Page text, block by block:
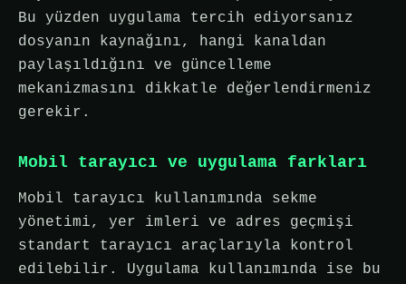
Bu yüzden uygulama tercih ediyorsanız
dosyanın kaynağını, hangi kanaldan
paylaşıldığını ve güncelleme
mekanizmasını dikkatle değerlendirmeniz
gerekir.
Mobil tarayıcı ve uygulama farkları
Mobil tarayıcı kullanımında sekme
yönetimi, yer imleri ve adres geçmişi
standart tarayıcı araçlarıyla kontrol
edilebilir. Uygulama kullanımında ise bu